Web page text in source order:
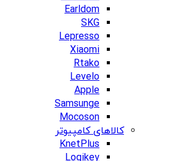
Earldom
SKG
Lepresso
Xiaomi
Rtako
Levelo
Apple
Samsunge
Mocoson
کالاهای کامپیوتر
KnetPlus
Logikey